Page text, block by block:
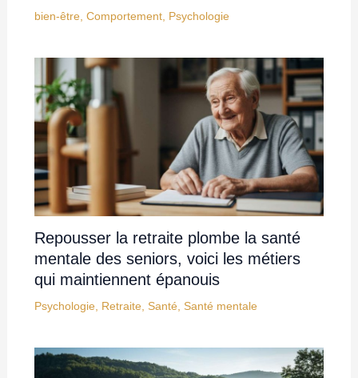
bien-être, Comportement, Psychologie
Repousser la retraite plombe la santé
mentale des seniors, voici les métiers
qui maintiennent épanouis
Psychologie Retraite Santé Santé mentale